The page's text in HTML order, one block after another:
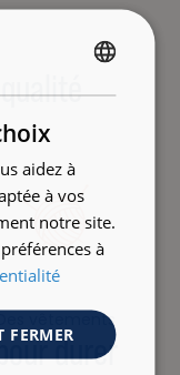
Des vêtements
durer
aidez à
à vos
notre site.
à
FERMER